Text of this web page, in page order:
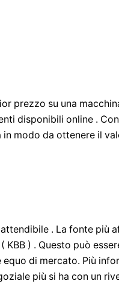
prezzo su una
disponibili online .
modo da ottenere il
. La fonte più
KBB ) . Questo può
di mercato. Più
più si ha con un